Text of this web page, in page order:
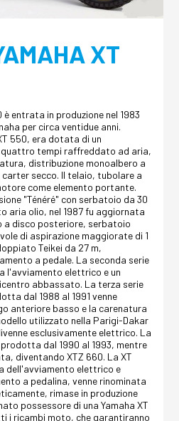
XT
è entrata in produzione nel 1983
per circa ventidue anni.
550, era dotata di un
quattro tempi raffreddato ad aria,
distribuzione monoalbero a
secco. Il telaio, tubolare a
come elemento portante.
"Ténéré" con serbatoio da 30
aria olio, nel 1987 fu aggiornata
a disco posteriore, serbatoio
di aspirazione maggiorate di 1
Teikei da 27 m,
a pedale. La seconda serie
l'avviamento elettrico e un
abbassato. La terza serie
dal 1988 al 1991 venne
anteriore basso e la carenatura
utilizzato nella Parigi-Dakar
esclusivamente elettrico. La
dal 1990 al 1993, mentre
diventando XTZ 660. La XT
dell'avviamento elettrico e
a pedalina, venne rinominata
rimase in produzione
possessore di una Yamaha XT
i ricambi moto, che garantiranno